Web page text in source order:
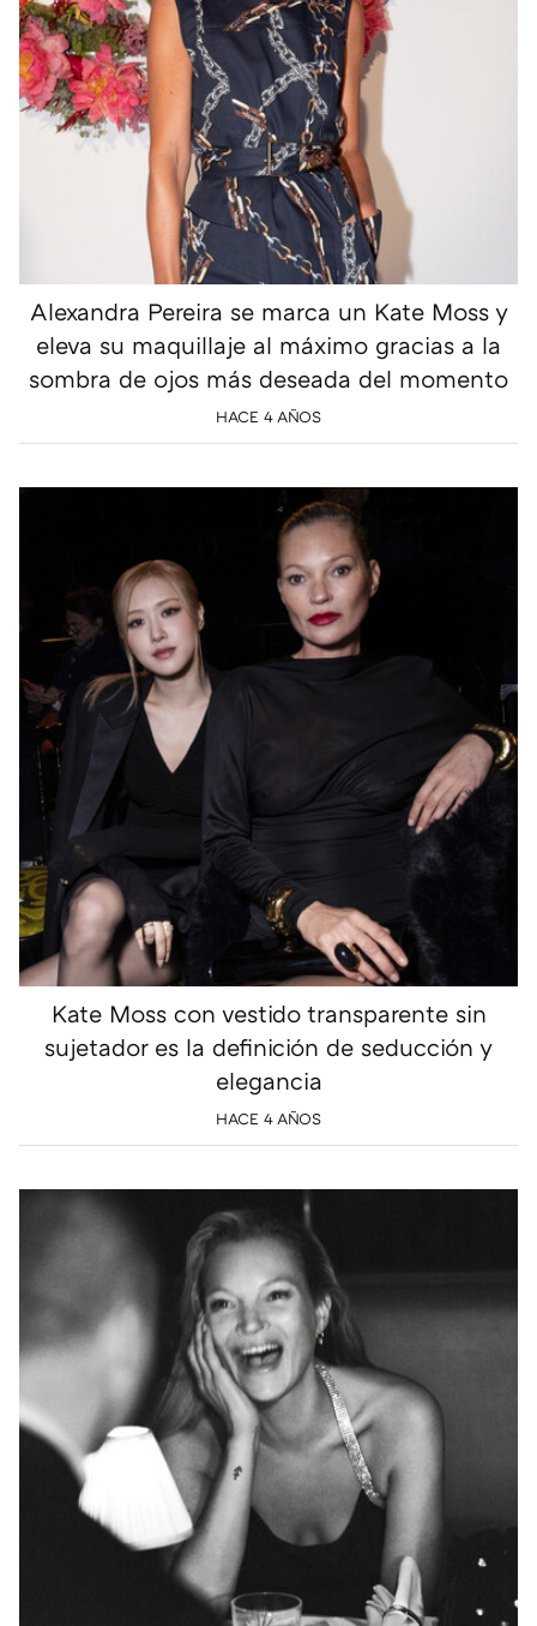
Alexandra Pereira se marca un Kate Moss y
eleva su maquillaje al máximo gracias a la
sombra de ojos más deseada del momento
HACE 4 AÑOS
Kate Moss con vestido transparente sin
sujetador es la definición de seducción y
elegancia
HACE 4 AÑOS